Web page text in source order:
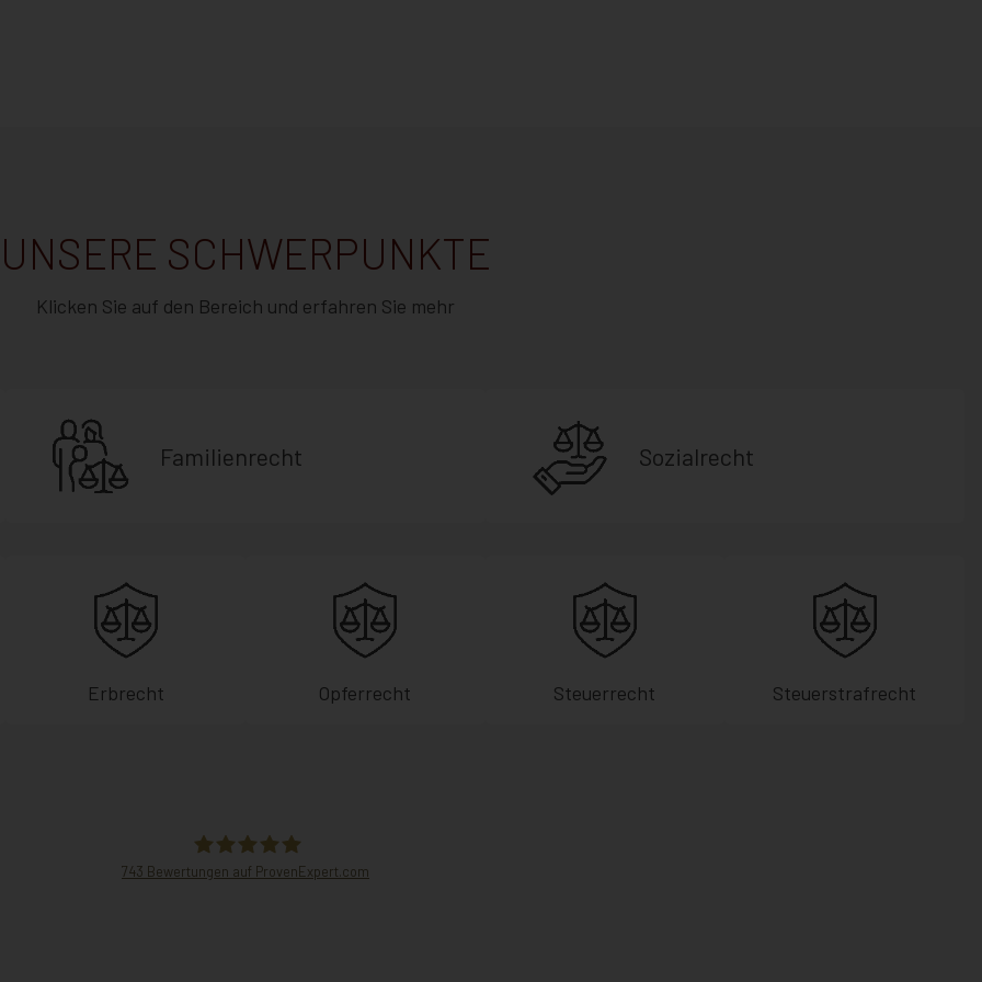
UNSERE SCHWERPUNKTE
Klicken Sie auf den Bereich und erfahren Sie mehr
Familienrecht Sozialrecht
Erbrecht Opferrecht Steuerrecht Steuerstrafrecht
743 Bewertungen auf ProvenExpert.com